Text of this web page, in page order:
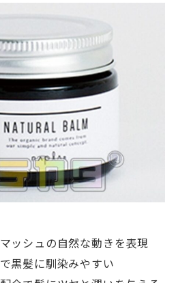
ッシュの自然な動きを表現
黒髪に馴染みやすい